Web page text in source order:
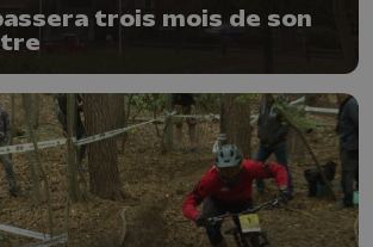
trois mois de son